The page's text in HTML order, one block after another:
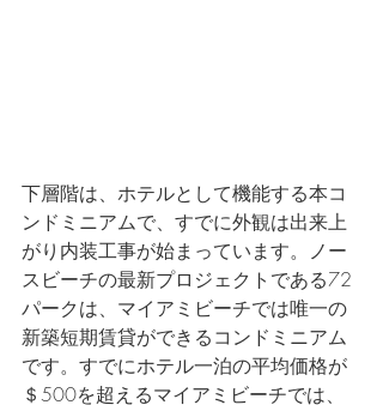
下層階は、ホテルとして機能する本コ
ンドミニアムで、すでに外観は出来上
がり内装工事が始まっています。ノー
スビーチの最新プロジェクトである72
パークは、マイアミビーチでは唯一の
新築短期賃貸ができるコンドミニアム
です。すでにホテル一泊の平均価格が
＄500を超えるマイアミビーチでは、